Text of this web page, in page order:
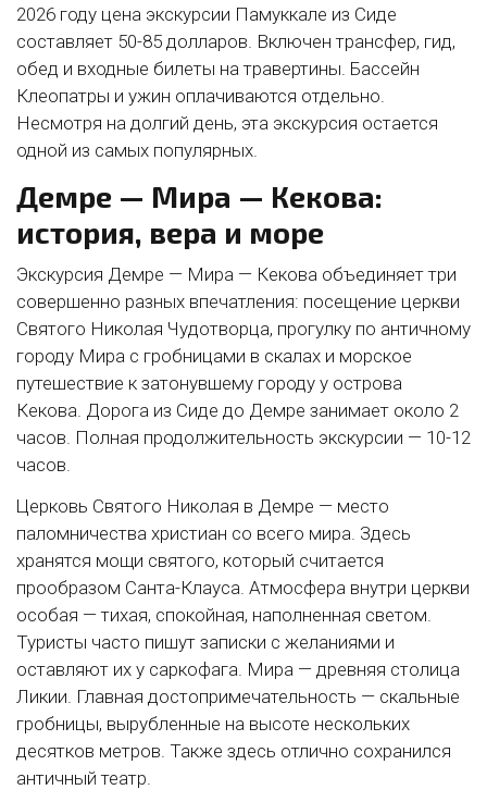
2026 году цена экскурсии Памуккале из Сиде
составляет 50-85 долларов. Включен трансфер, гид,
обед и входные билеты на травертины. Бассейн
Клеопатры и ужин оплачиваются отдельно.
Несмотря на долгий день, эта экскурсия остается
одной из самых популярных.
Демре — Мира — Кекова:
история, вера и море
Экскурсия Демре — Мира — Кекова объединяет три
совершенно разных впечатления: посещение церкви
Святого Николая Чудотворца, прогулку по античному
городу Мира с гробницами в скалах и морское
путешествие к затонувшему городу у острова
Кекова. Дорога из Сиде до Демре занимает около 2
часов. Полная продолжительность экскурсии — 10-12
часов.
Церковь Святого Николая в Демре — место
паломничества христиан со всего мира. Здесь
хранятся мощи святого, который считается
прообразом Санта-Клауса. Атмосфера внутри церкви
особая — тихая, спокойная, наполненная светом.
Туристы часто пишут записки с желаниями и
оставляют их у саркофага. Мира — древняя столица
Ликии. Главная достопримечательность — скальные
гробницы, вырубленные на высоте нескольких
десятков метров. Также здесь отлично сохранился
античный театр.